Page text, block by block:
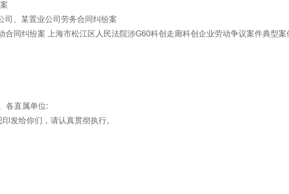
、某置业公司劳务合同纠纷案
同纠纷案 上海市松江区人民法院涉G60科创走廊科创企业劳动争议案件典型案
、各直属单位:
发给你们，请认真贯彻执行。